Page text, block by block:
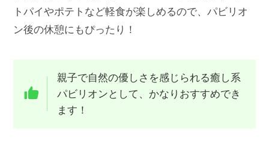
トパイやポテトなど軽食が楽しめるので、パビリオ
ン後の休憩にもぴったり！
親子で自然の優しさを感じられる癒し系
パビリオンとして、かなりおすすめでき
ます！